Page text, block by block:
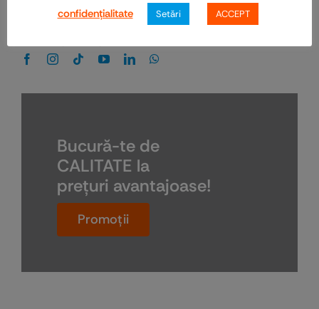
Bucură-te de
CALITATE la
preţuri avantajoase!
Promoţii
confidenţialitate
Setări ACCEPT